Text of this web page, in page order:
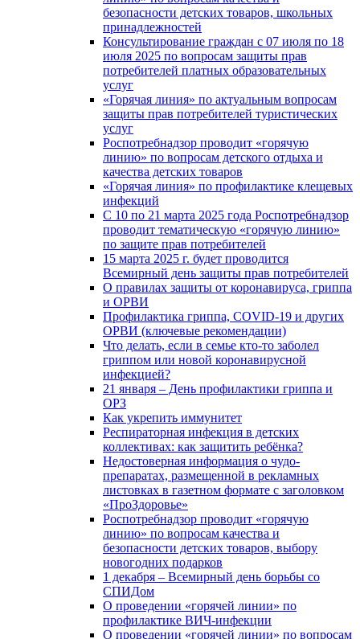
безопасности детских товаров, школьных
принадлежностей
Консультирование граждан с 07 июля по 18
июля 2025 по вопросам защиты прав
потребителей платных образовательных
услуг
«Горячая линия» по актуальным вопросам
защиты прав потребителей туристических
услуг
Роспотребнадзор проводит «горячую
линию» по вопросам детского отдыха и
качества детских товаров
«Горячая линия» по профилактике клещевых
инфекций
С 10 по 21 марта 2025 года Роспотребнадзор
проводит тематическую «горячую линию»
по защите прав потребителей
15 марта 2025 г. будет проводится
Всемирный день защиты прав потребителей
О правилах защиты от коронавируса, гриппа
и ОРВИ
Профилактика гриппа, COVID-19 и других
ОРВИ (ключевые рекомендации)
Что делать, если в семье кто-то заболел
гриппом или новой коронавирусной
инфекцией?
21 января – День профилактики гриппа и
ОРЗ
Как укрепить иммунитет
Респираторная инфекция в детских
коллективах: как защитить ребёнка?
Недостоверная информация о чудо-
препаратах, размещенной в рекламных
листовках в газетном формате с заголовком
«ПроЗдоровье»
Роспотребнадзор проводит «горячую
линию» по вопросам качества и
безопасности детских товаров, выбору
новогодних подарков
1 декабря – Всемирный день борьбы со
СПИДом
О проведении «горячей линии» по
профилактике ВИЧ-инфекции
О проведении «горячей линии» по вопросам